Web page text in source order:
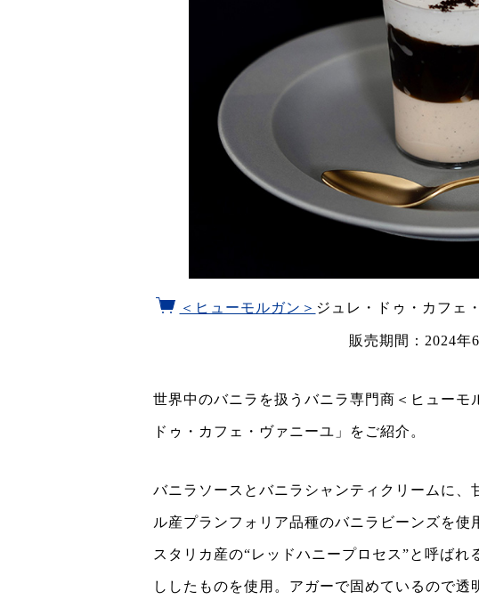
＜ヒューモルガン＞ ジュレ・ドゥ・カフ
販売期間：2024年
世界中のバニラを扱うバニラ専門商＜ヒューモ
ドゥ・カフェ・ヴァニーユ」をご紹介。
バニラソースとバニラシャンティクリームに、
ル産プランフォリア品種のバニラビーンズを
スタリカ産の“レッドハニープロセス”と呼ば
ししたものを使用。アガーで固めているので